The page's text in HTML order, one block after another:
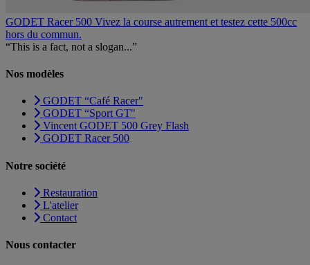
GODET Racer 500 Vivez la course autrement et testez cette 500cc
hors du commun.
“This is a fact, not a slogan...”
Nos modèles
GODET “Café Racer"
GODET “Sport GT"
Vincent GODET 500 Grey Flash
GODET Racer 500
Notre société
Restauration
L'atelier
Contact
Nous contacter